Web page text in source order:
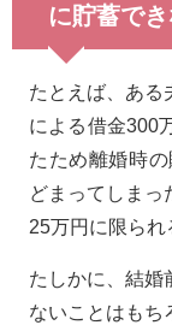
に貯蓄で
たとえば、ある
による借金300
たため離婚時
どまってしまっ
25万円に限られ
たしかに、結婚
ないことはもち